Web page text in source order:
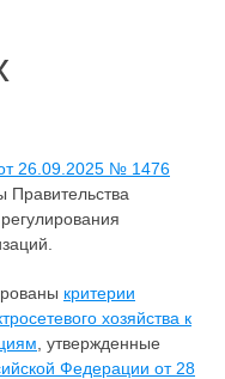
26.09.2025 № 1476
Правительства
критерии
хозяйства к
, утвержденные
Федерации от 28